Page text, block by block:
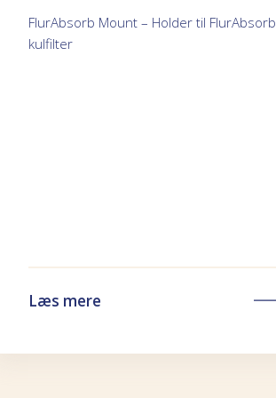
FlurAbsorb Mount – Holder til FlurAbsorb
kulfilter
Læs mere